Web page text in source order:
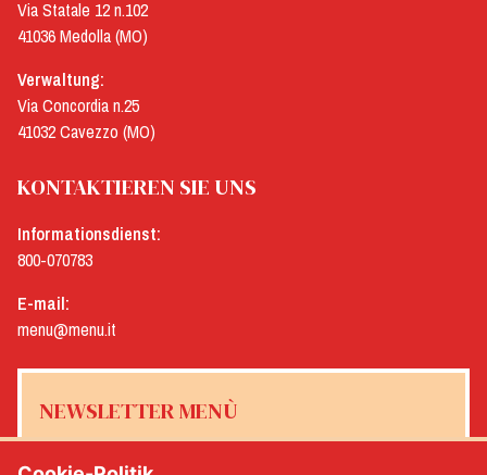
Via Statale 12 n.102
41036 Medolla (MO)
Verwaltung:
Via Concordia n.25
41032 Cavezzo (MO)
KONTAKTIEREN SIE UNS
Informationsdienst:
800-070783
E-mail:
menu@menu.it
NEWSLETTER MENÙ